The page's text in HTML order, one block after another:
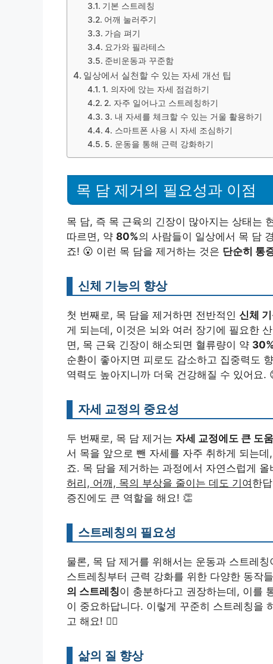
기본 스트레칭
어깨 눌러주기
가슴 펴기
요가와 필라테스
준비운동과 꾸준함
일상에서 실천할 수 있는 자세 개선 팁
1. 의자에 앉는 자세 점검하기
2. 자주 일어나고 스트레칭하기
3. 내 자세를 체크할 수 있는 거울 활용하기
4. 스마트폰 사용 시 자세 조심하기
5. 운동을 통해 근력 강화하기
목 담 제거의 필요성과 이점
목 담, 즉 목 근육의 긴장이 많아지는 상태는
따르면, 약 80%의 사람들이 일상에서 목 담
죠! 😮 이런 목 담을 제거하는 것은 단순히 통
신체 기능의 향상
첫 번째로, 목 담을 제거하면 전반적인 신체
게 되는데, 이것은 뇌와 여러 장기에 필요한
면, 목 근육 긴장이 해소되면 혈류량이 약
순환이 좋아지면 피로도 감소하고 집중력도
역력도 높아지니까 더욱 건강해질 수 있어요.
자세 교정의 중요성
두 번째로, 목 담 제거는 자세 교정에도 큰 도
서 목을 앞으로 뺀 자세를 자주 취하게 되는
죠. 목 담을 제거하는 과정에서 자연스럽게
허리, 어깨, 목의 부상을 줄이는 데도 기여 한
증진에도 큰 역할을 해요! 👏
스트레칭의 필요성
물론, 목 담 제거를 위해서는 운동과 스트레칭
스트레칭부터 근력 강화를 위한 다양한 동작
의 스트레칭이 충분하다고 권장하는데, 이를
이 중요하답니다. 이렇게 꾸준히 스트레칭을
고 해요! 🏃‍♂️
삶의 질 향상